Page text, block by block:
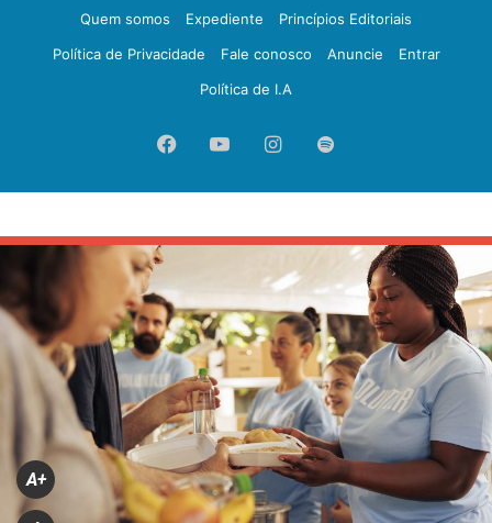
Quem somos
Expediente
Princípios Editoriais
Política de Privacidade
Fale conosco Anuncie
Entrar
Política de I.A
FacebookYouTubeInstagram
Spotify
A+